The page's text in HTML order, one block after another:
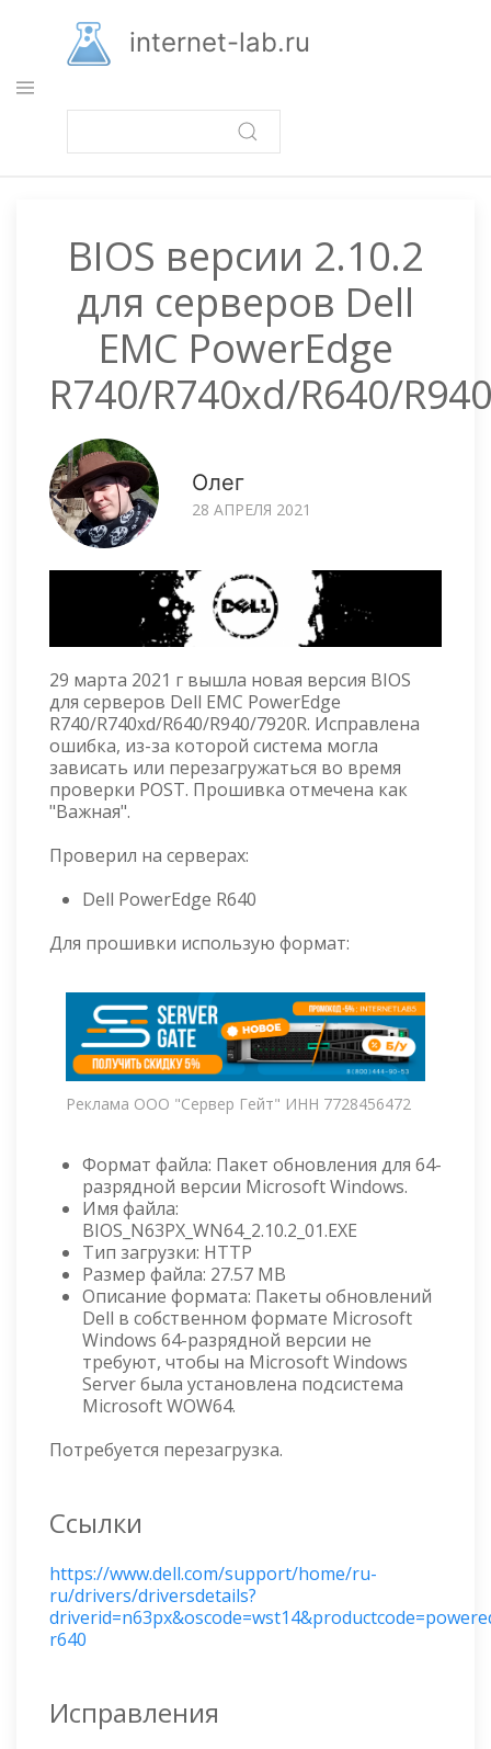
основному
содержанию
internet-lab.ru
BIOS версии 2.10.2
для серверов Dell
EMC PowerEdge
R740/R740xd/R640/
Олег
28 АПРЕЛЯ 2021
29 марта 2021 г вышла новая версия BIOS
для серверов Dell EMC PowerEdge
R740/R740xd/R640/R940/7920R. Исправлена
ошибка, из-за которой система могла
зависать или перезагружаться во время
проверки POST. Прошивка отмечена как
"Важная".
Проверил на серверах:
Dell PowerEdge R640
Для прошивки использую формат:
Реклама ООО "Сервер Гейт" ИНН 7728456472
Формат файла: Пакет обновления для 64-
разрядной версии Microsoft Windows.
Имя файла:
BIOS_N63PX_WN64_2.10.2_01.EXE
Тип загрузки: HTTP
Размер файла: 27.57 MB
Описание формата: Пакеты обновлений
Dell в собственном формате Microsoft
Windows 64-разрядной версии не
требуют, чтобы на Microsoft Windows
Server была установлена подсистема
Microsoft WOW64.
Потребуется перезагрузка.
Ссылки
https://www.dell.com/support/home/ru-
ru/drivers/driversdetails?
r640
Исправления